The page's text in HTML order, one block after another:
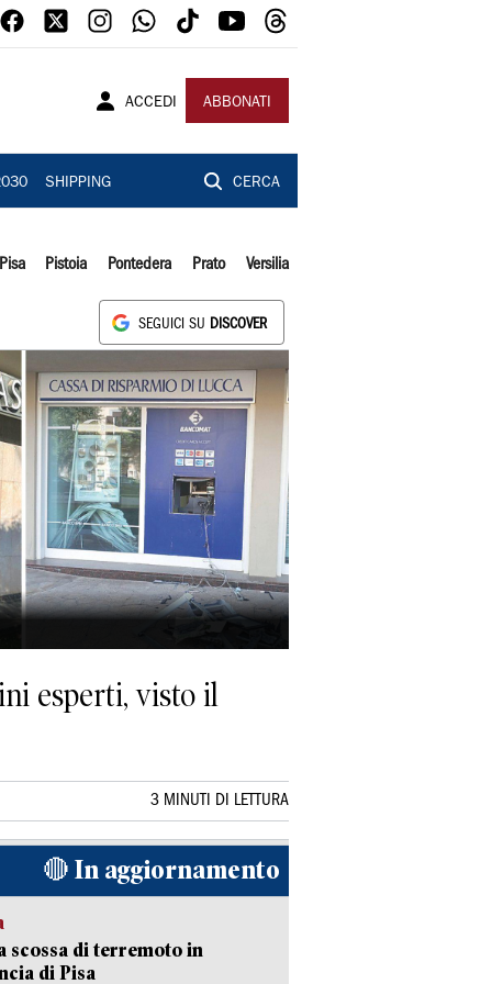
ACCEDI ABBONATI
SHIPPING CERCA
Pisa Pistoia Pontedera Prato Versilia
SEGUICI SU DISCOVER
esperti, visto il
3 MINUTI DI LETTURA
🔴 In aggiornamento
scossa di terremoto in
di Pisa